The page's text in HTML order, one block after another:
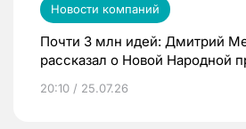
Новости компаний
Почти 3 млн идей: Дмитрий
рассказал о Новой Народной
20:10 / 25.07.26